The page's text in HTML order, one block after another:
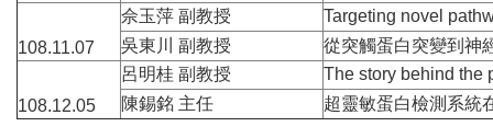
108.11.07
佘玉萍 副教授
Targeting novel
吳東川 副教授
從突觸蛋白突變到神
108.12.05
呂明桂 副教授
The story behind the
陳錫銘 主任
超靈敏蛋白檢測系統